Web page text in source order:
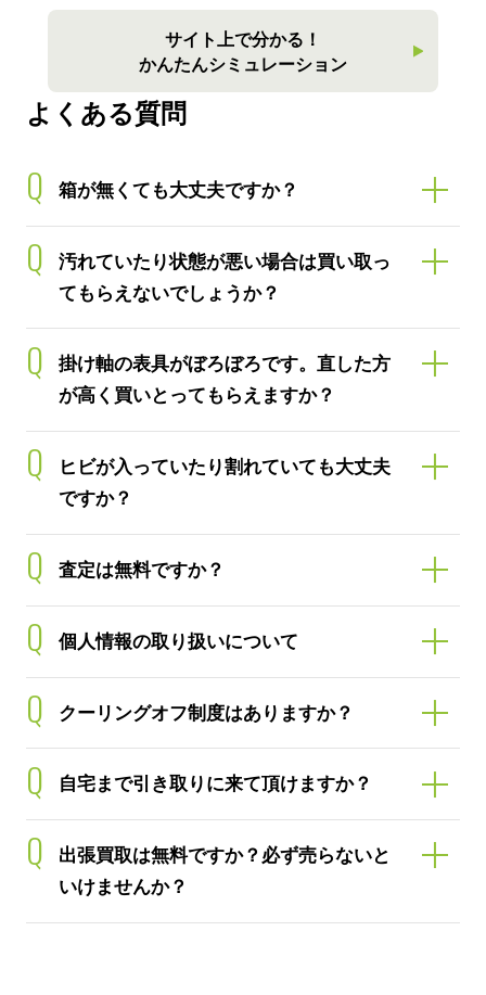
サイト上で分かる！
かんたんシミュレーション
よくある質問
Q 箱が無くても大丈夫ですか？
Q
汚れていたり状態が悪い場合は買い取っ
てもらえないでしょうか？
Q
掛け軸の表具がぼろぼろです。直した方
が高く買いとってもらえますか？
Q
ヒビが入っていたり割れていても大丈夫
ですか？
Q 査定は無料ですか？
Q 個人情報の取り扱いについて
Q クーリングオフ制度はありますか？
Q 自宅まで引き取りに来て頂けますか？
Q
出張買取は無料ですか？必ず売らないと
いけませんか？